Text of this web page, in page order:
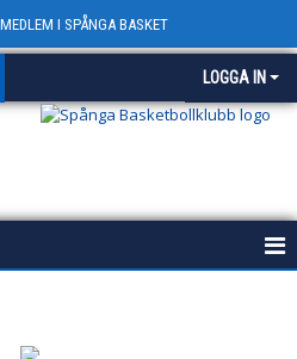
I SPÅNGA BASKET
LOGGA IN